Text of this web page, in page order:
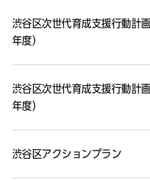
渋谷区次世代育成支援行動計
年度）
渋谷区次世代育成支援行動計
年度）
渋谷区アクションプラン